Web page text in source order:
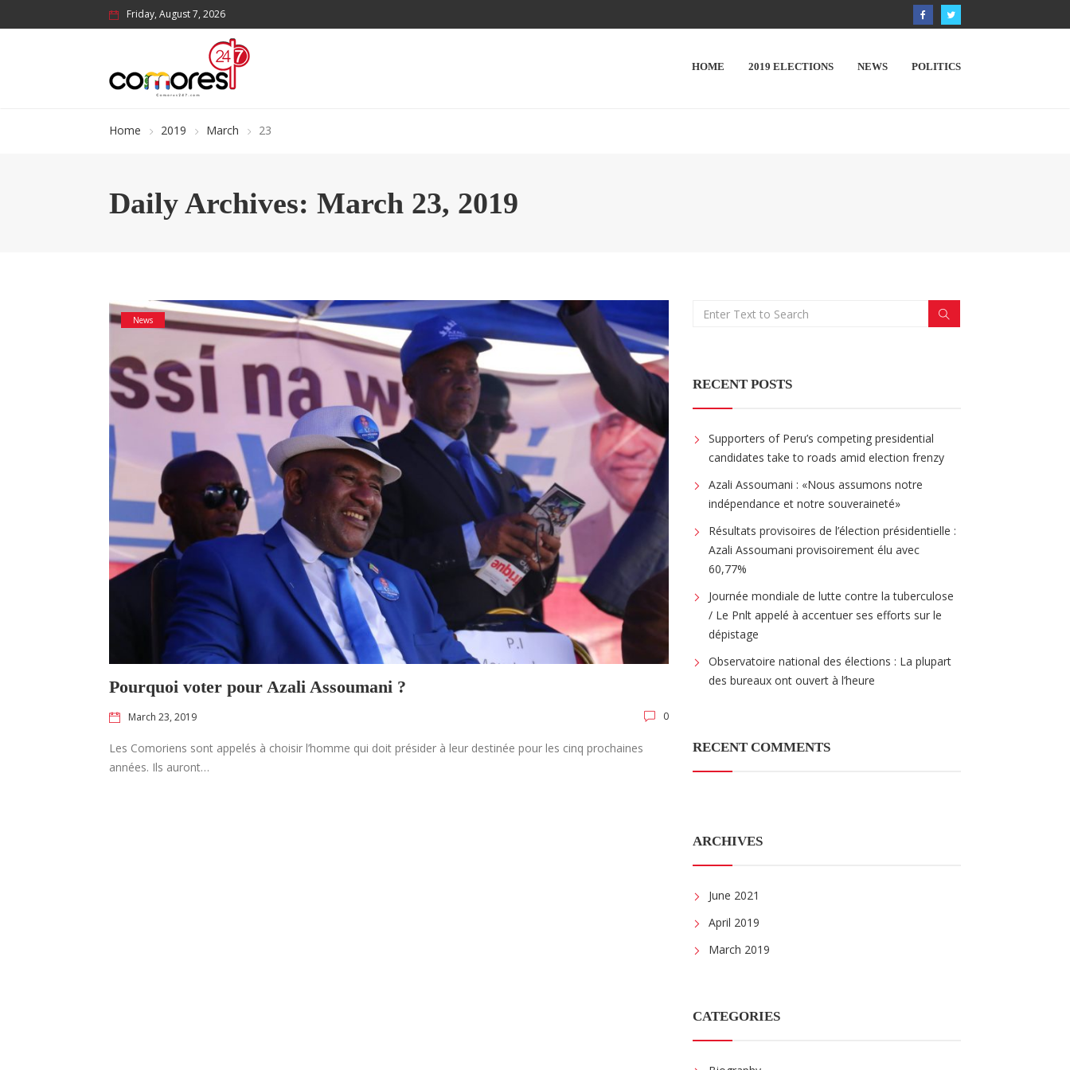
Friday, August 7, 2026
HOME 2019 ELECTIONS NEWS POLITICS
Home 2019 March 23
Daily Archives: March 23, 2019
News
Pourquoi voter pour Azali Assoumani ?
March 23, 2019 0
Les Comoriens sont appelés à choisir l’homme qui doit présider à leur destinée pour les cinq prochaines
années. Ils auront…
RECENT POSTS
Supporters of Peru’s competing presidential
candidates take to roads amid election frenzy
Azali Assoumani : «Nous assumons notre
indépendance et notre souveraineté»
Résultats provisoires de l’élection présidentielle :
Azali Assoumani provisoirement élu avec
60,77%
Journée mondiale de lutte contre la tuberculose
/ Le Pnlt appelé à accentuer ses efforts sur le
dépistage
Observatoire national des élections : La plupart
des bureaux ont ouvert à l’heure
RECENT COMMENTS
ARCHIVES
June 2021
April 2019
March 2019
CATEGORIES